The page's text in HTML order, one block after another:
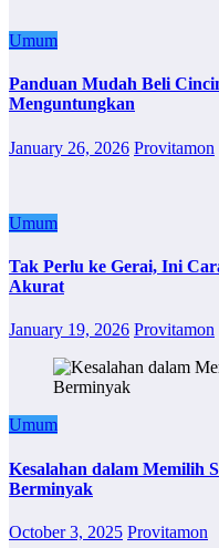
Umum
Panduan Mudah Beli
Menguntungkan
January 26, 2026 Provitamon
Umum
Tak Perlu ke Gerai, Ini
Akurat
January 19, 2026 Provitamon
Umum
Kesalahan dalam Memilih
Berminyak
October 3, 2025 Provitamon